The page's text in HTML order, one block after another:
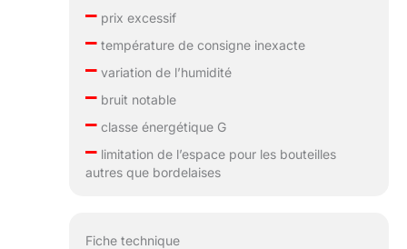
–prix excessif
–température de consigne inexacte
–variation de l’humidité
–bruit notable
–classe énergétique G
–limitation de l’espace pour les bouteilles
autres que bordelaises
Fiche technique